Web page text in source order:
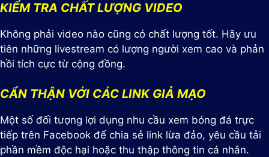
KIỂM TRA CHẤT LƯỢNG VIDEO
Không phải video nào cũng có chất lượng tốt. Hãy ưu
tiên những livestream có lượng người xem cao và phản
hồi tích cực từ cộng đồng.
CẨN THẬN VỚI CÁC LINK GIẢ MẠO
Một số đối tượng lợi dụng nhu cầu xem bóng đá trực
tiếp trên Facebook để chia sẻ link lừa đảo, yêu cầu tải
phần mềm độc hại hoặc thu thập thông tin cá nhân.